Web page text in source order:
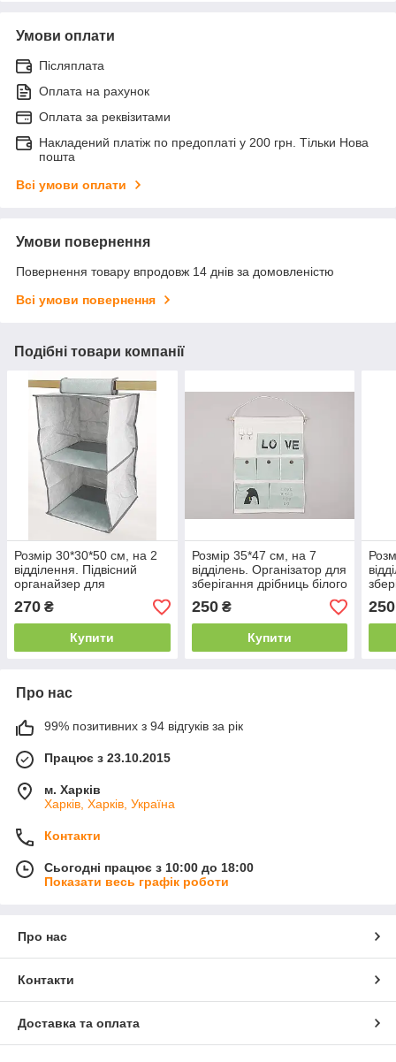
Умови оплати
Післяплата
Оплата на рахунок
Оплата за реквізитами
Накладений платіж по предоплаті у 200 грн. Тільки Нова
пошта
Всі умови оплати
Умови повернення
Повернення товару впродовж 14 днів за домовленістю
Всі умови повернення
Подібні товари компанії
Розмір 30*30*50 см, на 2
відділення. Підвісний
органайзер для
зберігання сірого кольору.
270 ₴
Купити
Розмір 35*47 см, на 7
відділень. Організатор для
зберігання дрібниць білого
кольору
250₴
Купити
250
Про нас
99% позитивних з 94 відгуків за рік
Працює з 23.10.2015
м. Харків
Харків, Харків, Україна
Контакти
Сьогодні працює з 10:00 до 18:00
Показати весь графік роботи
Про нас
Контакти
Доставка та оплата